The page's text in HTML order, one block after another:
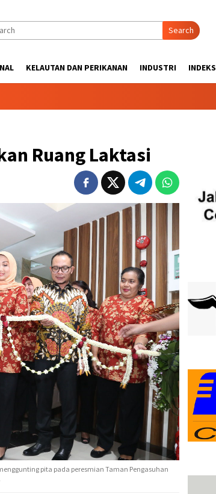
Search
KELAUTAN DAN PERIKANAN INDUSTRI INDEKS
Ruang Laktasi
pita pada peresmian Taman Pengasuhan